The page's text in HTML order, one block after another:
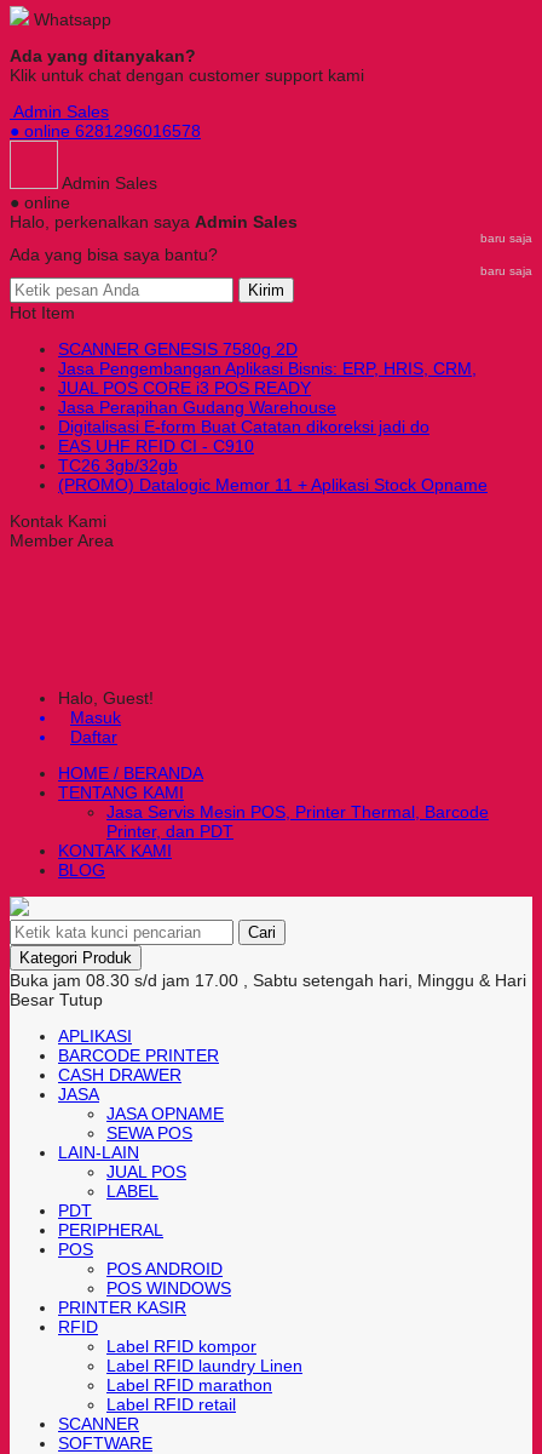
Whatsapp
Ada yang ditanyakan?
Klik untuk chat dengan customer support kami
Admin Sales
● online 6281296016578
Admin Sales
● online
Halo, perkenalkan saya Admin Sales
baru saja
Ada yang bisa saya bantu?
baru saja
Kirim
Hot Item
SCANNER GENESIS 7580g 2D
Jasa Pengembangan Aplikasi Bisnis: ERP, HRIS, CRM,
JUAL POS CORE i3 POS READY
Jasa Perapihan Gudang Warehouse
Digitalisasi E-form Buat Catatan dikoreksi jadi do
EAS UHF RFID CI - C910
TC26 3gb/32gb
(PROMO) Datalogic Memor 11 + Aplikasi Stock Opname
Kontak Kami
Member Area
Halo, Guest!
Masuk
Daftar
HOME / BERANDA
TENTANG KAMI
Jasa Servis Mesin POS, Printer Thermal, Barcode
Printer, dan PDT
KONTAK KAMI
BLOG
Cari
Kategori Produk
Buka jam 08.30 s/d jam 17.00 , Sabtu setengah hari, Minggu & Hari
Besar Tutup
APLIKASI
BARCODE PRINTER
CASH DRAWER
JASA
JASA OPNAME
SEWA POS
LAIN-LAIN
JUAL POS
LABEL
PDT
PERIPHERAL
POS
POS ANDROID
POS WINDOWS
PRINTER KASIR
RFID
Label RFID kompor
Label RFID laundry Linen
Label RFID marathon
Label RFID retail
SCANNER
SOFTWARE